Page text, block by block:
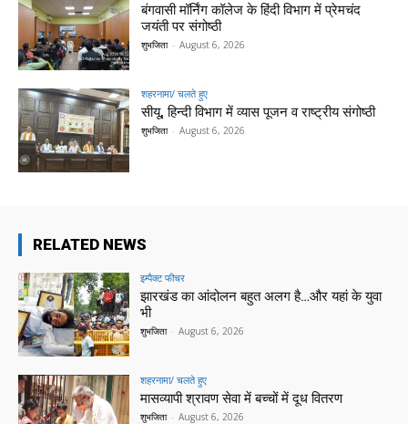
बंगवासी मॉर्निंग कॉलेज के हिंदी विभाग में प्रेमचंद
जयंती पर संगोष्ठी
शुभजिता - August 6, 2026
शहरनामा/ चलते हुए
सीयू, हिन्दी विभाग में व्यास पूजन व राष्ट्रीय संगोष्ठी
शुभजिता - August 6, 2026
RELATED NEWS
इम्पैक्ट फीचर
झारखंड का आंदोलन बहुत अलग है…और यहां के युवा
भी
शुभजिता - August 6, 2026
शहरनामा/ चलते हुए
मासव्यापी श्रावण सेवा में बच्चों में दूध वितरण
शुभजिता - August 6, 2026